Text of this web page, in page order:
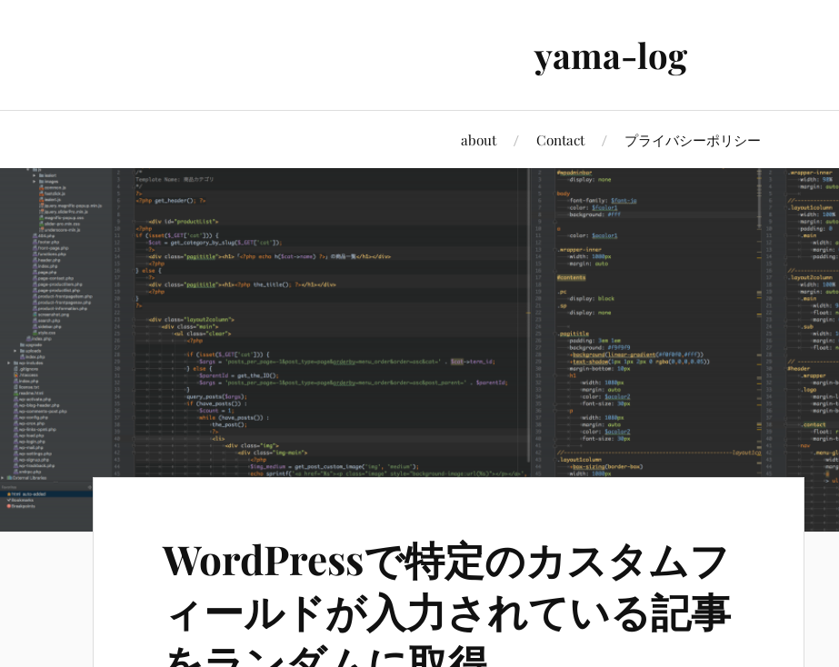
yama-log
about Contact プライバシーポリシー
WordPressで特定のカスタムフ
ィールドが入力されている記事